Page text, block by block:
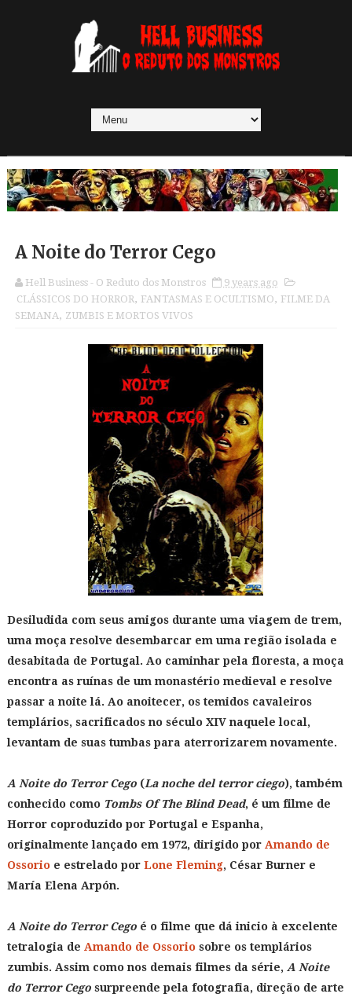
A Noite do Terror Cego
Hell Business - O Reduto dos Monstros
9 years ago
CLÁSSICOS DO HORROR, FANTASMAS E OCULTISMO, FILME DA
SEMANA, ZUMBIS E MORTOS VIVOS
Desiludida com seus amigos durante uma viagem de trem,
uma moça resolve desembarcar em uma região isolada e
desabitada de Portugal. Ao caminhar pela floresta, a moça
encontra as ruínas de um monastério medieval e resolve
passar a noite lá. Ao anoitecer, os temidos cavaleiros
templários, sacrificados no século XIV naquele local,
levantam de suas tumbas para aterrorizarem novamente.
A Noite do Terror Cego(La noche del terror ciego), também
conhecido como Tombs Of The Blind Dead, é um filme de
Horror coproduzido por Portugal e Espanha,
originalmente lançado em 1972, dirigido por Amando de
Ossorioe estrelado por Lone Fleming, César Burner e
María Elena Arpón.
A Noite do Terror Cegoé o filme que dá inicio à excelente
tetralogia de Amando de Ossoriosobre os templários
zumbis. Assim como nos demais filmes da série, A Noite
do Terror Cegosurpreende pela fotografia, direção de arte